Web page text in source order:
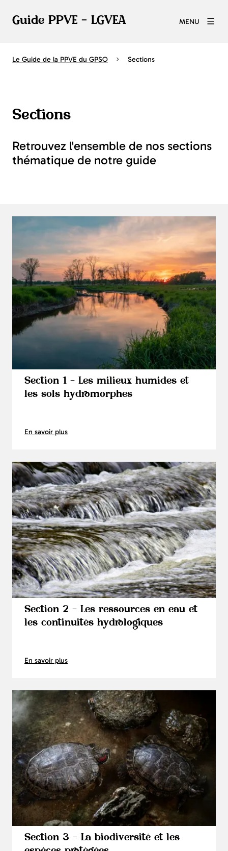
Guide PPVE - LGVEA MENU
Le Guide de la PPVE du GPSO Sections
Sections
Retrouvez l'ensemble de nos sections
thématique de notre guide
Section 1 - Les milieux humides et
les sols hydromorphes
En savoir plus
Section 2 - Les ressources en eau et
les continuités hydrologiques
En savoir plus
Section 3 - La biodiversité et les